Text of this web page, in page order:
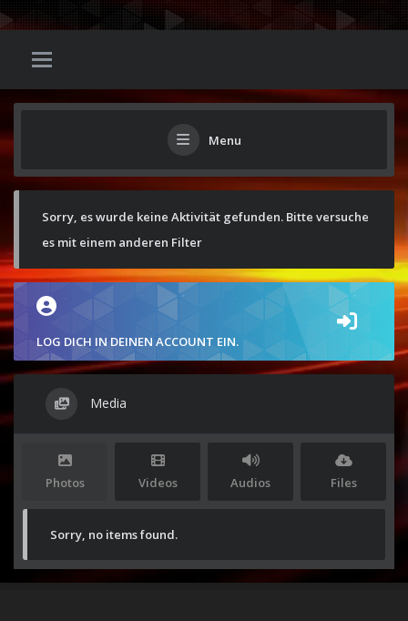
Menu
Sorry, es wurde keine Aktivität gefunden. Bitte versuche
es mit einem anderen Filter
LOG DICH IN DEINEN ACCOUNT EIN.
Media
Photos Videos Audios Files
Sorry, no items found.